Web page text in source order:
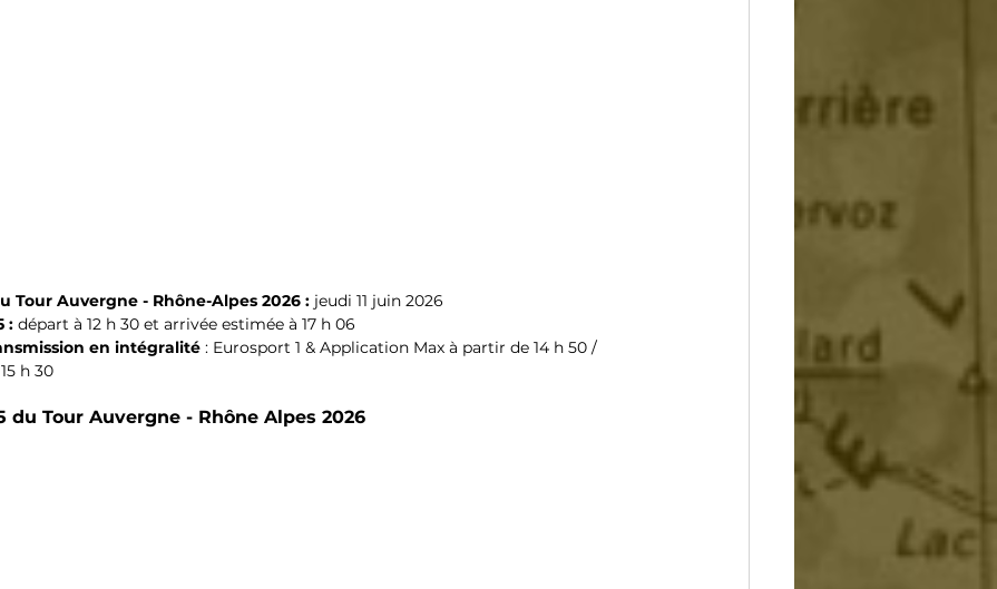
Tour Auvergne - Rhône-Alpes 2026 : jeudi 11 juin 2026
: départ à 12 h 30 et arrivée estimée à 17 h 06
en intégralité : Eurosport 1 & Application Max à partir de 14 h 50 /
h 30
du Tour Auvergne - Rhône Alpes 2026